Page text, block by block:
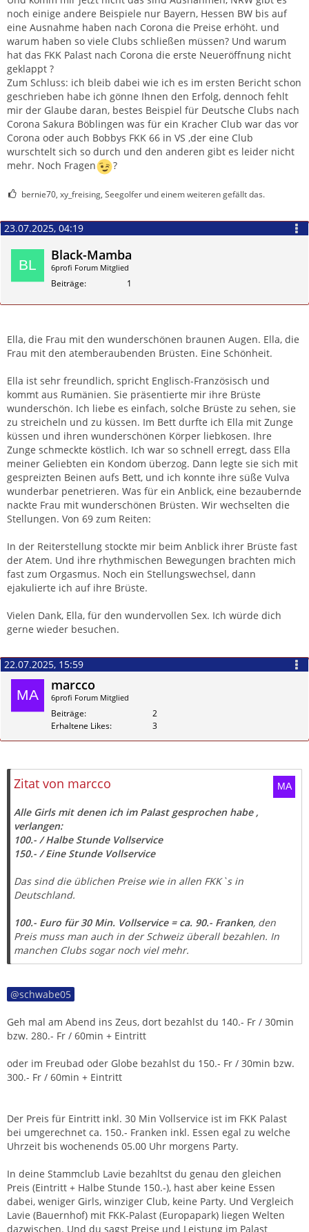
noch einige andere Beispiele nur Bayern, Hessen BW bis auf
eine Ausnahme haben nach Corona die Preise erhöht. und
warum haben so viele Clubs schließen müssen? Und warum
hat das FKK Palast nach Corona die erste Neueröffnung nicht
geklappt ?
Zum Schluss: ich bleib dabei wie ich es im ersten Bericht schon
geschrieben habe ich gönne Ihnen den Erfolg, dennoch fehlt
mir der Glaube daran, bestes Beispiel für Deutsche Clubs nach
Corona Sakura Böblingen was für ein Kracher Club war das vor
Corona oder auch Bobbys FKK 66 in VS ,der eine Club
wurschtelt sich so durch und den anderen gibt es leider nicht
mehr. Noch Fragen
?
bernie70, xy_freising, Seegolfer und einem weiteren gefällt das.
23.07.2025, 04:19
Black-Mamba
6profi Forum Mitglied
Beiträge 1
Ella, die Frau mit den wunderschönen braunen Augen. Ella, die
Frau mit den atemberaubenden Brüsten. Eine Schönheit.
Ella ist sehr freundlich, spricht Englisch-Französisch und
kommt aus Rumänien. Sie präsentierte mir ihre Brüste
wunderschön. Ich liebe es einfach, solche Brüste zu sehen, sie
zu streicheln und zu küssen. Im Bett durfte ich Ella mit Zunge
küssen und ihren wunderschönen Körper liebkosen. Ihre
Zunge schmeckte köstlich. Ich war so schnell erregt, dass Ella
meiner Geliebten ein Kondom überzog. Dann legte sie sich mit
gespreizten Beinen aufs Bett, und ich konnte ihre süße Vulva
wunderbar penetrieren. Was für ein Anblick, eine bezaubernde
nackte Frau mit wunderschönen Brüsten. Wir wechselten die
Stellungen. Von 69 zum Reiten:
In der Reiterstellung stockte mir beim Anblick ihrer Brüste fast
der Atem. Und ihre rhythmischen Bewegungen brachten mich
fast zum Orgasmus. Noch ein Stellungswechsel, dann
ejakulierte ich auf ihre Brüste.
Vielen Dank, Ella, für den wundervollen Sex. Ich würde dich
gerne wieder besuchen.
Zitieren
22.07.2025, 15:59
marcco
6profi Forum Mitglied
Beiträge
2
Erhaltene Likes
3
Zitat von marcco
Alle Girls mit denen ich im Palast gesprochen habe ,
verlangen:
100.- / Halbe Stunde Vollservice
150.- / Eine Stunde Vollservice
Das sind die üblichen Preise wie in allen FKK`s in
Deutschland.
100.- Euro für 30 Min. Vollservice = ca. 90.- Franken, den
Preis muss man auch in der Schweiz überall bezahlen. In
manchen Clubs sogar noch viel mehr.
schwabe05
Geh mal am Abend ins Zeus, dort bezahlst du 140.- Fr / 30min
bzw. 280.- Fr / 60min + Eintritt
oder im Freubad oder Globe bezahlst du 150.- Fr / 30min bzw.
300.- Fr / 60min + Eintritt
Der Preis für Eintritt inkl. 30 Min Vollservice ist im FKK Palast
bei umgerechnet ca. 150.- Franken inkl. Essen egal zu welche
Uhrzeit bis wochenends 05.00 Uhr morgens Party.
In deine Stammclub Lavie bezahltst du genau den gleichen
Preis (Eintritt + Halbe Stunde 150.-), hast aber keine Essen
dabei, weniger Girls, winziger Club, keine Party. Und Vergleich
Lavie (Bauernhof) mit FKK-Palast (Europapark) liegen Welten
dazwischen. Und du sagst Preise und Leistung im Palast
Zitieren